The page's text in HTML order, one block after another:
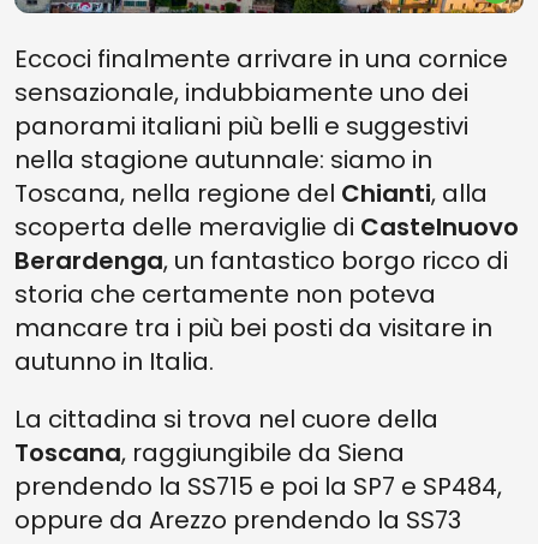
Eccoci finalmente arrivare in una cornice
sensazionale, indubbiamente uno dei
panorami italiani più belli e suggestivi
nella stagione autunnale: siamo in
Toscana, nella regione del Chianti, alla
scoperta delle meraviglie di Castelnuovo
Berardenga, un fantastico borgo ricco di
storia che certamente non poteva
mancare tra i più bei posti da visitare in
autunno in Italia.
La cittadina si trova nel cuore della
Toscana, raggiungibile da Siena
prendendo la SS715 e poi la SP7 e SP484,
oppure da Arezzo prendendo la SS73